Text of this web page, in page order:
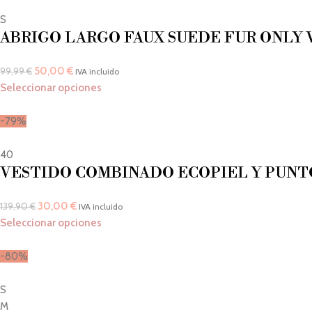
S
ABRIGO LARGO FAUX SUEDE FUR ONLY
99,99€ 50,00 € IVA incluido
Seleccionar opciones
-79%
40
VESTIDO COMBINADO ECOPIEL Y
139,90€ 30,00 € IVA incluido
Seleccionar opciones
-80%
S
M